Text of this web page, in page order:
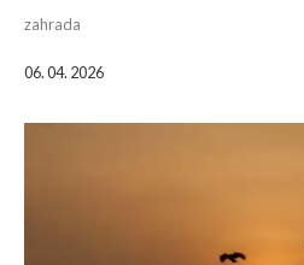
zahrada
06. 04. 2026